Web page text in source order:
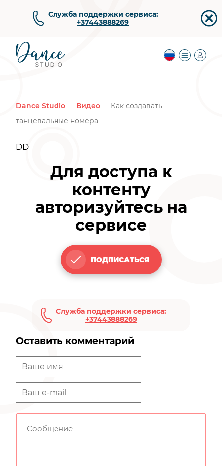
Служба поддержки сервиса:
+37443888269
Dance Studio — Видео — Как создавать
танцевальные номера
DD
Для доступа к
контенту
авторизуйтесь на
сервисе
ПОДПИСАТЬСЯ
Служба поддержки сервиса:
+37443888269
Оставить комментарий